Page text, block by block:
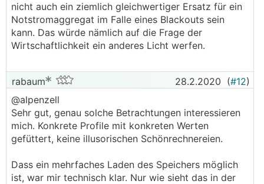
nicht auch ein ziemlich gleichwertiger Ersatz für ein
Notstromaggregat im Falle eines Blackouts sein
kann. Das würde nämlich auf die Frage der
Wirtschaftlichkeit ein anderes Licht werfen.
rabaum 28.2.2020 (#12)
@­alpenzell
Sehr gut, genau solche Betrachtungen interessieren
mich. Konkrete Profile mit konkreten Werten
gefüttert, keine illusorischen Schönrechnereien.
Dass ein mehrfaches Laden des Speichers möglich
ist, war mir technisch klar. Nur wie sieht das in der